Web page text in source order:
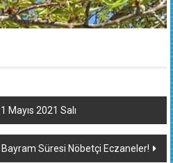
Mayıs 2021 Salı
Bayram Süresi Nöbetçi Eczaneler!